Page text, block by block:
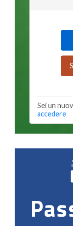
Sei un
accedere